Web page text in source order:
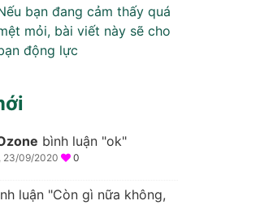
bạn đang cảm thấy quá
mỏi, bài viết này sẽ cho
động lực
bình luận "ok"
23/09/2020 0
luận "Còn gì nữa không,